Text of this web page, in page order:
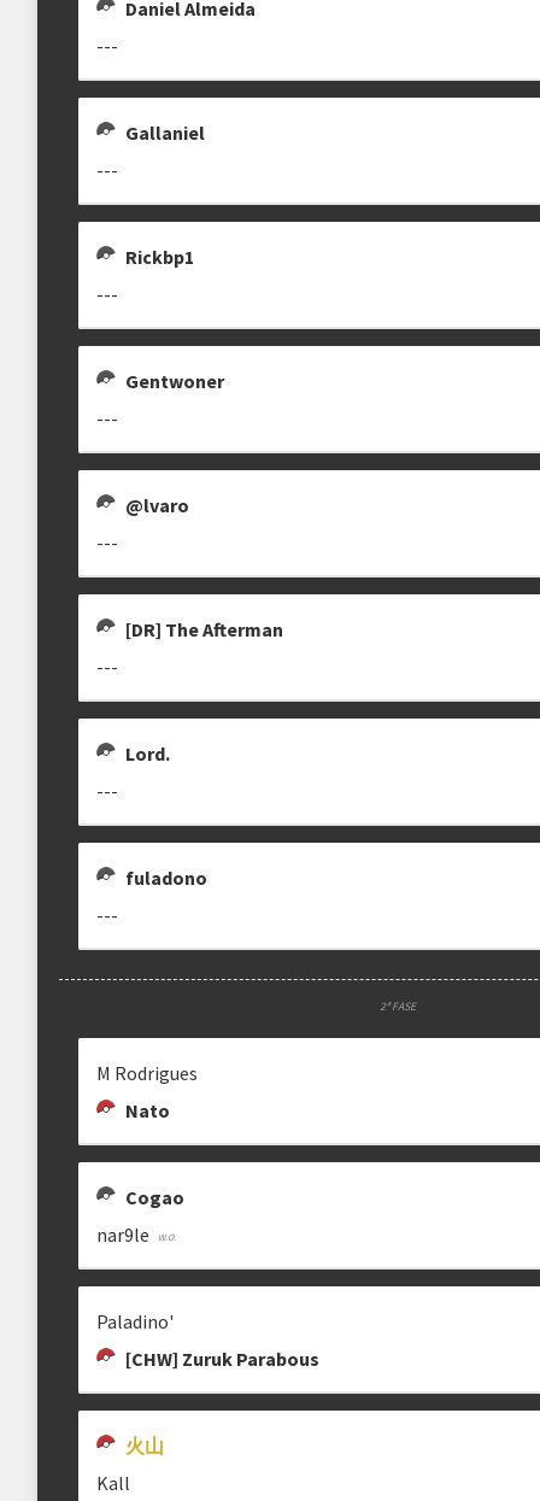
Daniel Almeida
---
Gallaniel
---
Rickbp1
---
Gentwoner
---
@lvaro
---
[DR] The Afterman
---
Lord.
---
fuladono
---
2ª FASE
M Rodrigues
Nato
Cogao
nar9le
Paladino'
[CHW] Zuruk Parabous
火山
Kall